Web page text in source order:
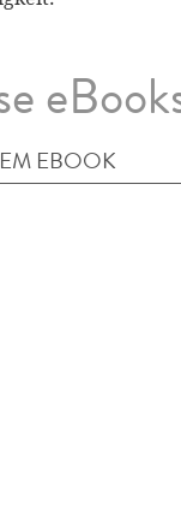
EBOOK